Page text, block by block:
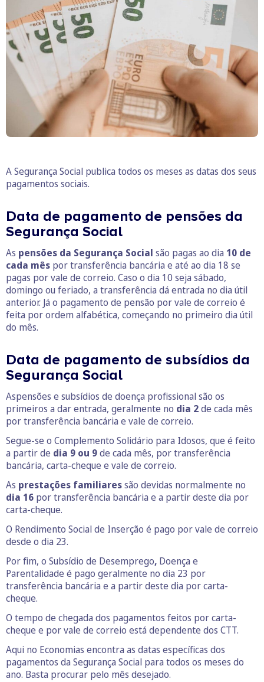
A Segurança Social publica todos os meses as datas dos seus
pagamentos sociais.
Data de pagamento de pensões da
Segurança Social
As pensões da Segurança Social são pagas ao dia 10 de
cada mês por transferência bancária e até ao dia 18 se
pagas por vale de correio. Caso o dia 10 seja sábado,
domingo ou feriado, a transferência dá entrada no dia útil
anterior. Já o pagamento de pensão por vale de correio é
feita por ordem alfabética, começando no primeiro dia útil
do mês.
Data de pagamento de subsídios da
Segurança Social
Aspensões e subsídios de doença profissional são os
primeiros a dar entrada, geralmente no dia 2de cada mês
por transferência bancária e vale de correio.
Segue-se o Complemento Solidário para Idosos, que é feito
a partir de dia 9 ou 9de cada mês, por transferência
bancária, carta-cheque e vale de correio.
As prestações familiaressão devidas normalmente no
dia 16 por transferência bancária e a partir deste dia por
carta-cheque.
O Rendimento Social de Inserção é pago por vale de correio
desde o dia 23.
Por fim, o Subsídio de Desemprego, Doença e
Parentalidade é pago geralmente no dia 23 por
transferência bancária e a partir deste dia por carta-
cheque.
O tempo de chegada dos pagamentos feitos por carta-
cheque e por vale de correio está dependente dos CTT.
Aqui no Economias encontra as datas específicas dos
pagamentos da Segurança Social para todos os meses do
ano. Basta procurar pelo mês desejado.